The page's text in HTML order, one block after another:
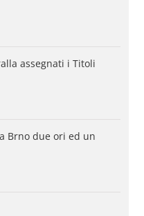
assegnati i Titoli
Brno due ori ed un